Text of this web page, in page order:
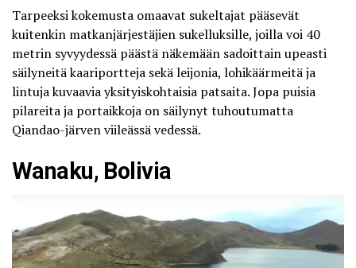
Tarpeeksi kokemusta omaavat sukeltajat pääsevät
kuitenkin matkanjärjestäjien sukelluksille, joilla voi 40
metrin syvyydessä päästä näkemään sadoittain upeasti
säilyneitä kaariportteja sekä leijonia, lohikäärmeitä ja
lintuja kuvaavia yksityiskohtaisia patsaita. Jopa puisia
pilareita ja portaikkoja on säilynyt tuhoutumatta
Qiandao-järven viileässä vedessä.
Wanaku, Bolivia